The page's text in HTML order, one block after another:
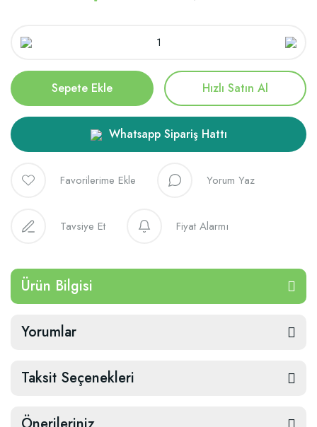
Sepete Ekle Hızlı Satın Al
Whatsapp Sipariş Hattı
Yorum Yaz
Tavsiye Et Fiyat Alarmı
Ürün Bilgisi
Yorumlar
Taksit Seçenekleri